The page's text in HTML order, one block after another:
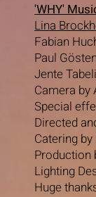
'WHY'
Lina
Fabian
Paul
Jente
Camera by
Special
Directed
Catering
Production
Lighting
Huge